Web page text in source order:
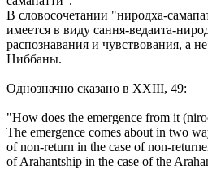
В словосочетании "ниродха-
имеется в виду сання-ведаита-
распознавания и чувствования, а
Ниббаны.
Однозначно сказано в XXIII, 49:
"How does the emergence from it
The emergence comes about in two
of non-return in the case of non-
of Arahantship in the case of the